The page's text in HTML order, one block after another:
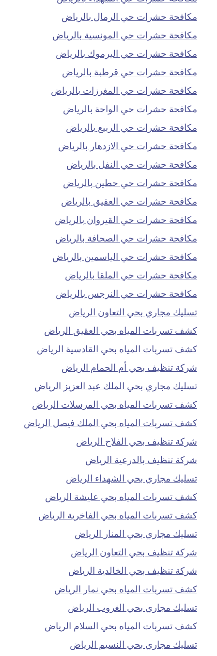
مكافحة حشرات حي الرمال بالرياض
مكافحة حشرات حي المونسية بالرياض
مكافحة حشرات حي اليرموك بالرياض
مكافحة حشرات حي قرطبة بالرياض
مكافحة حشرات حي المغرزات بالرياض
مكافحة حشرات حي الواحة بالرياض
مكافحة حشرات حي الربيع بالرياض
مكافحة حشرات حي الازدهار بالرياض
مكافحة حشرات حي النفل بالرياض
مكافحة حشرات حي حطين بالرياض
مكافحة حشرات حي العقيق بالرياض
مكافحة حشرات حي القيروان بالرياض
مكافحة حشرات حي الصحافة بالرياض
مكافحة حشرات حي الياسمين بالرياض
مكافحة حشرات حي الملقا بالرياض
مكافحة حشرات حي النرجس بالرياض
تسليك مجاري بحي التعاون الرياض
كشف تسربات المياه بحي العقيق الرياض
كشف تسربات المياه بحي القادسية الرياض
شركة تنظيف بحي أم الحمام الرياض
تسليك مجاري بحي الملك عبد العزيز الرياض
كشف تسربات المياه بحي المرسلات الرياض
كشف تسربات المياه بحي الملك فيصل الرياض
شركة تنظيف بحي الفلاح الرياض
شركة تنظيف بالدرعية الرياض
تسليك مجاري بحي الشهداء الرياض
كشف تسربات المياه بحي عليشة الرياض
كشف تسربات المياه بحي الفاخرية الرياض
تسليك مجاري بحي المنار الرياض
شركة تنظيف بحي التعاون الرياض
شركة تنظيف بحي الخالدية الرياض
كشف تسربات المياه بحي نمار الرياض
تسليك مجاري بحي الغروب الرياض
كشف تسربات المياه بحي السلام الرياض
تسليك مجاري بحي النسيم الرياض